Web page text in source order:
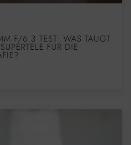
F/6.3 TEST: WAS TAUGT
FÜR DIE